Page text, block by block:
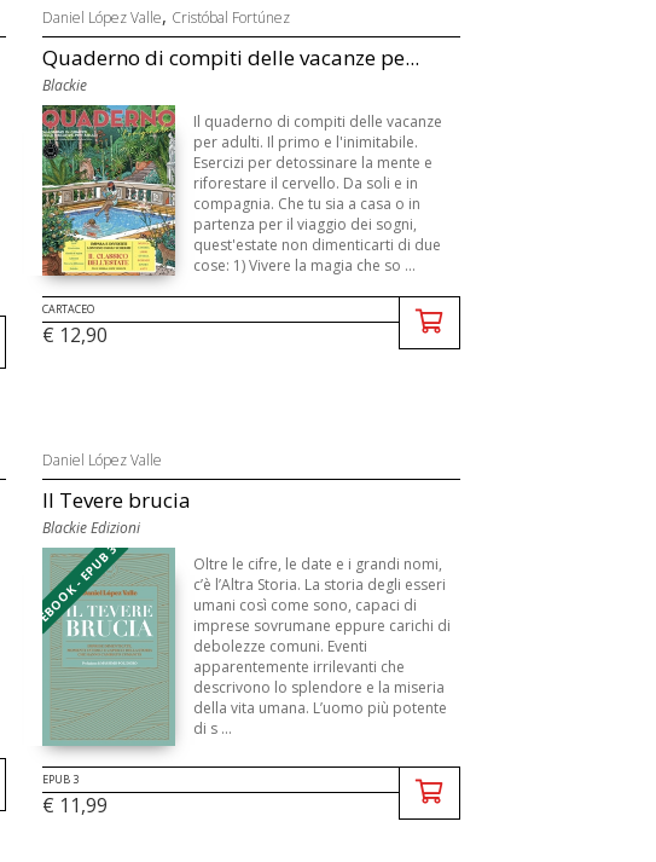
Daniel López Valle, Cristóbal Fortúnez
Quaderno di compiti delle vacanze pe...
Blackie
Il quaderno di compiti delle vacanze
per adulti. Il primo e l'inimitabile.
Esercizi per detossinare la mente e
riforestare il cervello. Da soli e in
compagnia. Che tu sia a casa o in
partenza per il viaggio dei sogni,
quest'estate non dimenticarti di due
cose: 1) Vivere la magia che so ...
CARTACEO
€ 12,90
Daniel López Valle
Il Tevere brucia
Blackie Edizioni
EBOOK - EPUB 3
Oltre le cifre, le date e i grandi nomi,
c’è l’Altra Storia. La storia degli esseri
umani così come sono, capaci di
imprese sovrumane eppure carichi di
debolezze comuni. Eventi
apparentemente irrilevanti che
descrivono lo splendore e la miseria
della vita umana. L’uomo più potente
di s ...
EPUB 3
€ 11,99